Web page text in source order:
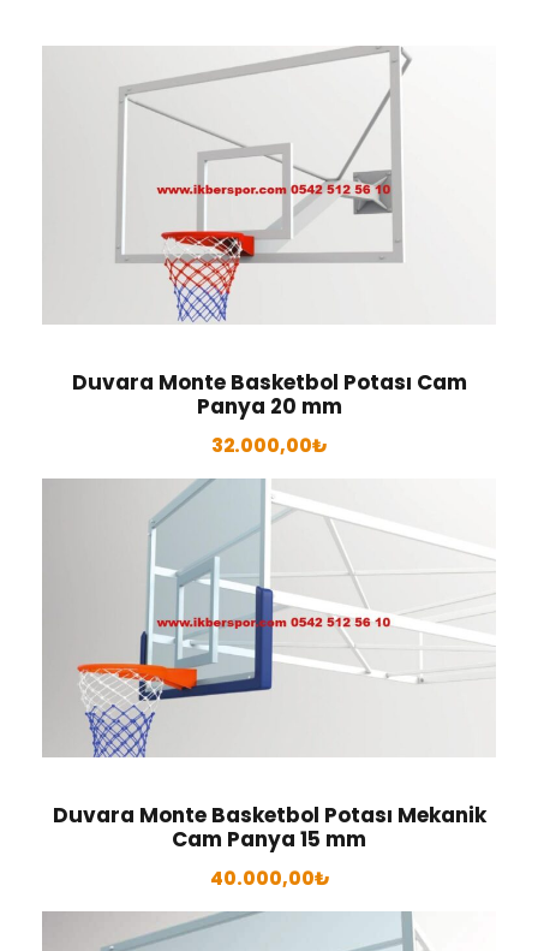
Duvara Monte Basketbol Potası Cam
Panya 20 mm
32.000,00₺
Duvara Monte Basketbol Potası Mekanik
Cam Panya 15 mm
40.000,00₺